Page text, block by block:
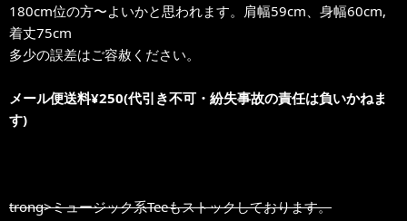
180cm位の方〜よいかと思われます。肩幅59cm、身幅60cm,
着丈75cm
多少の誤差はご容赦ください。
メール便送料¥250(代引き不可・紛失事故の責任は負いかねま
す)
trong>ミュージック系Teeもストックしております。